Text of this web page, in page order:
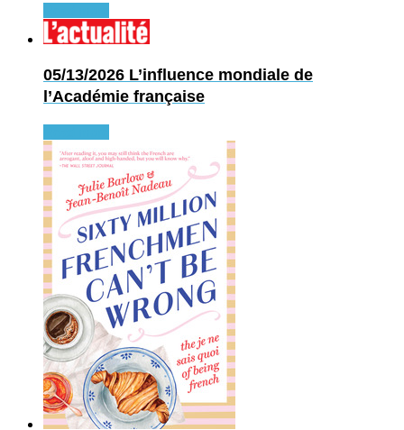
05/13/2026 L’influence mondiale de
l’Académie française